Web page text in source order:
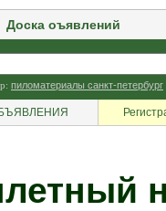
Доска оъявлений
пиломатериалы санкт-петербург